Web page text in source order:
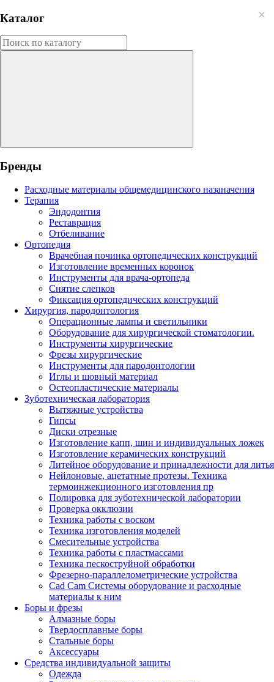
Каталог
Бренды
Расходные материалы общемедицинского назаначения
Терапия
Эндодонтия
Реставрация
Отбеливание
Ортопедия
Врачебная починка ортопедических конструкций
Изготовление временных коронок
Инструменты для врача-ортопеда
Снятие слепков
Фиксация ортопедических конструкций
Хирургия, пародонтология
Операционные лампы и светильники
Оборудование для хирургической стоматологии.
Инструменты хирургические
Фрезы хирургические
Инструменты для пародонтологии
Иглы и шовный материал
Остеопластические материалы
Зуботехническая лаборатория
Вытяжные устройства
Гипсы
Диски отрезные
Изготовление капп, шин и индивидуальных ложек
Изготовление керамических конструкций
Литейное оборудование и принадлежности для литья
Нейлоновые, ацетатные протезы. Техника
термоинжекционного изготовления пр
Полировка для зуботехнической лаборатории
Проверка окклюзии
Техника работы с воском
Техника изготовления моделей
Смесительные устройства
Техника работы с пластмассами
Техника пескоструйной обработки
Фрезерно-параллелометрические устройства
Cad Cam Системы оборудование и расходные
материалы к ним
Боры и фрезы
Алмазные боры
Твердосплавные боры
Стальные боры
Аксессуары
Средства индивидуальной защиты
Одежда